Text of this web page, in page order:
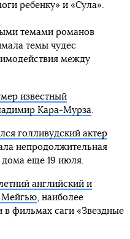
ребенку» и «Сула».
темами романов
темы чудес
между
известный
Кара-Мурза.
голливудский актер
непродолжительная
дома еще 19 июля.
английский и
Мейгью, наиболее
в фильмах саги «Звездные